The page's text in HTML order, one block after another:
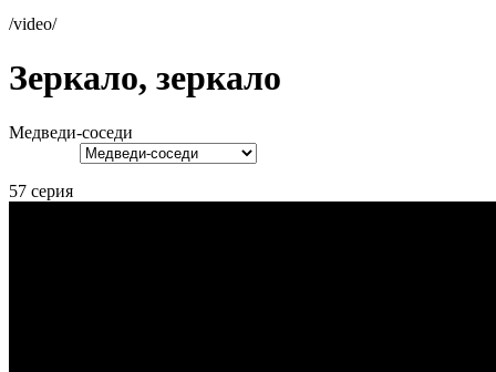
/video/
Зеркало, зеркало
Медведи-соседи
57 серия